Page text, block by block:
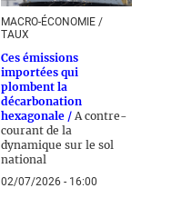
MACRO-ÉCONOMIE /
TAUX
Ces émissions
importées qui
plombent la
décarbonation
hexagonale / A contre-
courant de la
dynamique sur le sol
national
02/07/2026 - 16:00